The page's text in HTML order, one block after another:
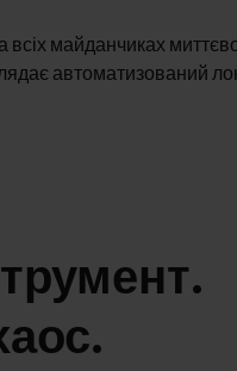
майданчиках
автоматизований